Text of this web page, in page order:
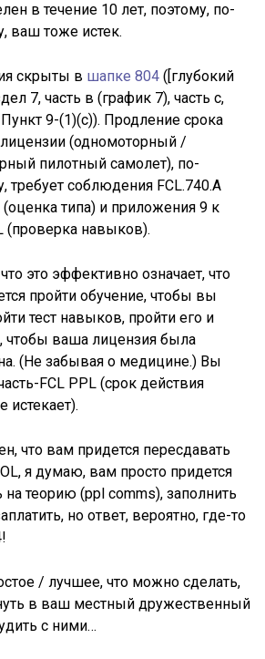
в течение 10 лет, поэтому, по-
ваш тоже истек.
скрыты в шапке 804([глубокий
7, часть в (график 7), часть с,
9-(1)(с)). Продление срока
(одномоторный /
пилотный самолет), по-
требует соблюдения FCL.740.A
(оценка типа) и приложения 9 к
(проверка навыков).
это эффективно означает, что
пройти обучение, чтобы вы
тест навыков, пройти его и
чтобы ваша лицензия была
(Не забывая о медицине.) Вы
FCL PPL (срок действия
истекает).
что вам придется пересдавать
я думаю, вам просто придется
на теорию (ppl comms), заполнить
но ответ, вероятно, где-то
/ лучшее, что можно сделать,
в ваш местный дружественный
с ними…